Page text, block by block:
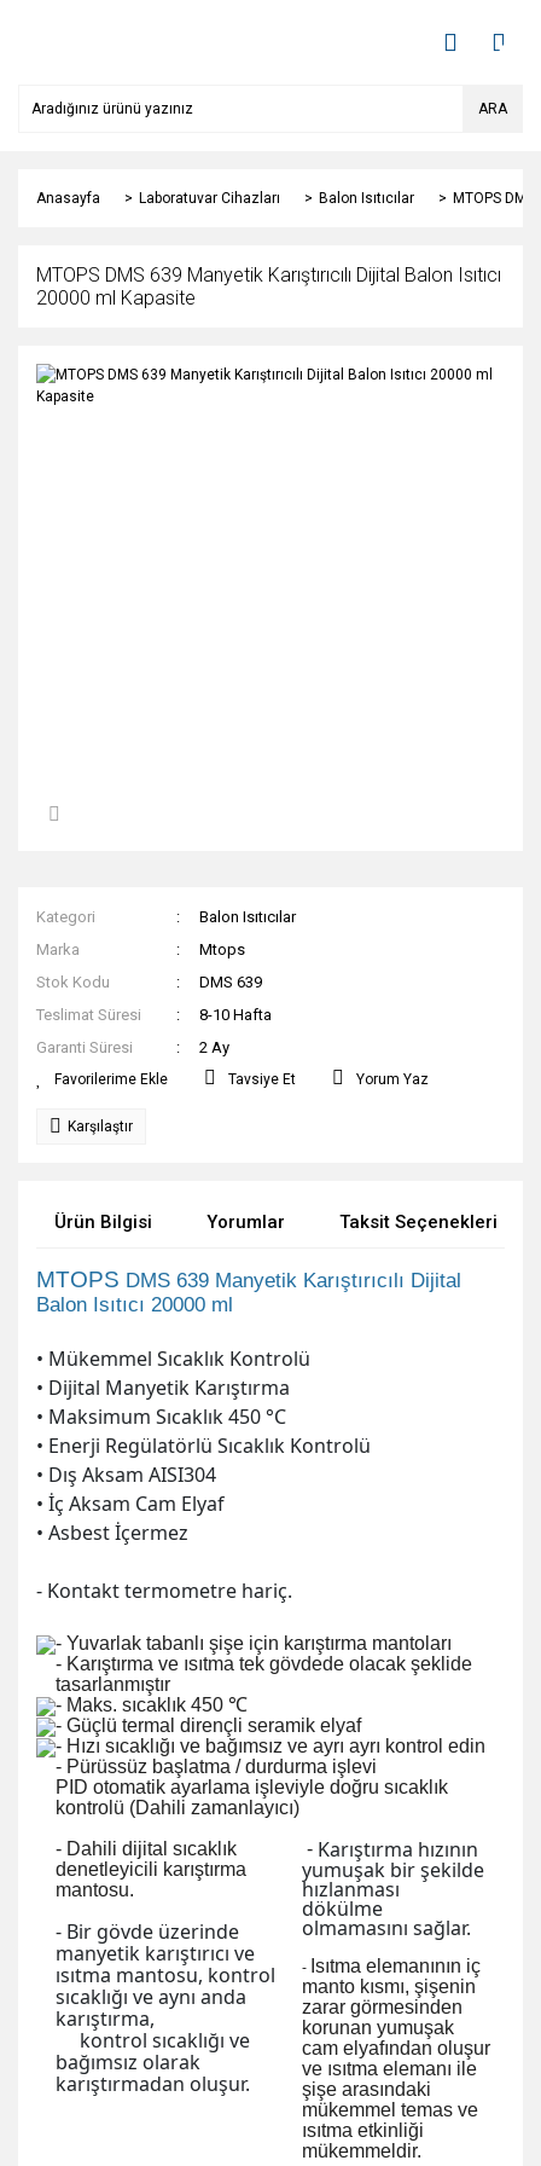
ARA
Anasayfa Laboratuvar Cihazları Balon Isıtıcılar MTOPS
MTOPS DMS 639 Manyetik Karıştırıcılı Dijital Balon Isıtıcı
20000 ml Kapasite
Kategori
Balon Isıtıcılar
Marka
Mtops
Stok Kodu
DMS 639
Teslimat Süresi
8-10 Hafta
Garanti Süresi
2 Ay
Tavsiye Et Yorum Yaz
Karşılaştır
Ürün Bilgisi Yorumlar Taksit Seçenekleri
MTOPS DMS 639 Manyetik Karıştırıcılı Dijital
Balon Isıtıcı 20000 ml
• Mükemmel Sıcaklık Kontrolü
• Dijital Manyetik Karıştırma
• Maksimum Sıcaklık 450 °C
• Enerji Regülatörlü Sıcaklık Kontrolü
• Dış Aksam AISI304
• İç Aksam Cam Elyaf
• Asbest İçermez
- Kontakt termometre hariç.
- Yuvarlak tabanlı şişe için karıştırma mantoları
- Karıştırma ve ısıtma tek gövdede olacak şeklide
tasarlanmıştır
- Maks. sıcaklık 450 ℃
- Güçlü termal dirençli seramik elyaf
- Hızı sıcaklığı ve bağımsız ve ayrı ayrı kontrol edin
- Pürüssüz başlatma / durdurma işlevi
PID otomatik ayarlama işleviyle doğru sıcaklık
kontrolü (Dahili zamanlayıcı)
- Dahili dijital sıcaklık
denetleyicili karıştırma
mantosu.
- Bir gövde üzerinde
manyetik karıştırıcı ve
ısıtma mantosu, kontrol
sıcaklığı ve aynı anda
karıştırma,
kontrol sıcaklığı ve
bağımsız olarak
karıştırmadan oluşur.
- Karıştırma hızının
yumuşak bir şekilde
hızlanması
dökülme
olmamasını sağlar.
- Isıtma elemanının iç
manto kısmı, şişenin
zarar görmesinden
korunan yumuşak
cam elyafından oluşur
ve ısıtma elemanı ile
şişe arasındaki
mükemmel temas ve
ısıtma etkinliği
mükemmeldir.